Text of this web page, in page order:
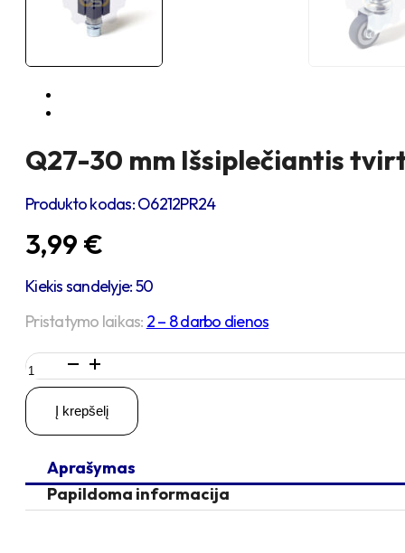
Q27-30 mm Išsiplečiantis
Produkto kodas:O6212PR24
3,99 €
Kiekis sandelyje: 50
Pristatymo laikas: 2 – 8 darbo dienos
produkto
kiekis:
Q27-
mm
tvirtinimas
kvadratiniam
vamzdžiui
Į krepšelį
Aprašymas
Papildoma informacija